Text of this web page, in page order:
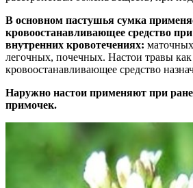
В основном пастушья сумка
кровоостанавливающее средство
внутренних кровотечениях:
легочных, почечных. Настои травы как
кровоостанавливающее средство
Наружно настои применяют при
примочек.